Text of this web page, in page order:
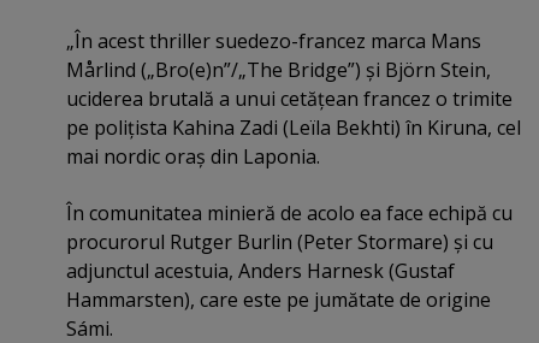
„În acest thriller suedezo-francez marca Mans
Mårlind („Bro(e)n”/„The Bridge”) şi Björn Stein,
uciderea brutală a unui cetăţean francez o trimite
pe poliţista Kahina Zadi (Leïla Bekhti) în Kiruna, cel
mai nordic oraş din Laponia.
În comunitatea minieră de acolo ea face echipă cu
procurorul Rutger Burlin (Peter Stormare) şi cu
adjunctul acestuia, Anders Harnesk (Gustaf
Hammarsten), care este pe jumătate de origine
Sámi.